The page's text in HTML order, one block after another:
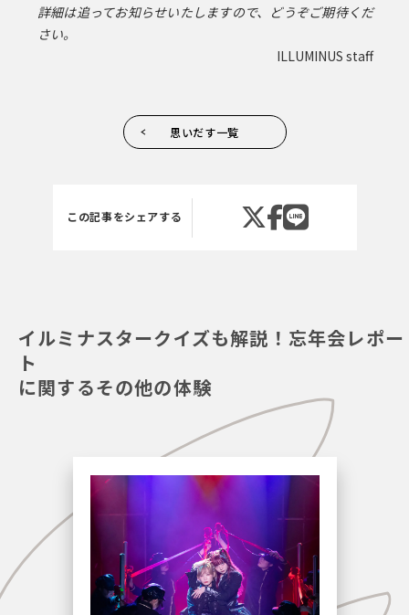
詳細は追ってお知らせいたしますので、どうぞご期待くだ
さい。
ILLUMINUS staff
思いだす一覧
この記事をシェアする
イルミナスタークイズも解説！忘年会レポー
ト
に関するその他の体験